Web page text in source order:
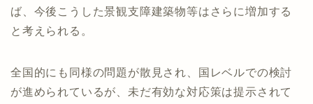
ば、今後こうした景観支障建築物等はさらに増加する
と考えられる。
全国的にも同様の問題が散見され、国レベルでの検討
が進められているが、未だ有効な対応策は提示されて